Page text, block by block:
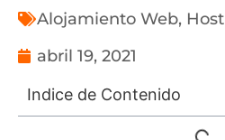
Alojamiento Web,
abril 19, 2021
Indice de Contenido